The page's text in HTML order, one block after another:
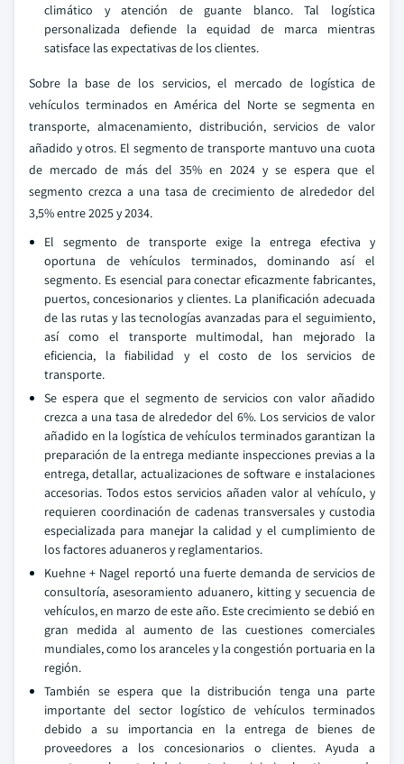
climático y atención de guante blanco. Tal logística
personalizada defiende la equidad de marca mientras
satisface las expectativas de los clientes.
Sobre la base de los servicios, el mercado de logística de
vehículos terminados en América del Norte se segmenta en
transporte, almacenamiento, distribución, servicios de valor
añadido y otros. El segmento de transporte mantuvo una cuota
de mercado de más del 35% en 2024 y se espera que el
segmento crezca a una tasa de crecimiento de alrededor del
3,5% entre 2025 y 2034.
El segmento de transporte exige la entrega efectiva y
oportuna de vehículos terminados, dominando así el
segmento. Es esencial para conectar eficazmente fabricantes,
puertos, concesionarios y clientes. La planificación adecuada
de las rutas y las tecnologías avanzadas para el seguimiento,
así como el transporte multimodal, han mejorado la
eficiencia, la fiabilidad y el costo de los servicios de
transporte.
Se espera que el segmento de servicios con valor añadido
crezca a una tasa de alrededor del 6%. Los servicios de valor
añadido en la logística de vehículos terminados garantizan la
preparación de la entrega mediante inspecciones previas a la
entrega, detallar, actualizaciones de software e instalaciones
accesorias. Todos estos servicios añaden valor al vehículo, y
requieren coordinación de cadenas transversales y custodia
especializada para manejar la calidad y el cumplimiento de
los factores aduaneros y reglamentarios.
Kuehne + Nagel reportó una fuerte demanda de servicios de
consultoría, asesoramiento aduanero, kitting y secuencia de
vehículos, en marzo de este año. Este crecimiento se debió en
gran medida al aumento de las cuestiones comerciales
mundiales, como los aranceles y la congestión portuaria en la
región.
También se espera que la distribución tenga una parte
importante del sector logístico de vehículos terminados
debido a su importancia en la entrega de bienes de
proveedores a los concesionarios o clientes. Ayuda a